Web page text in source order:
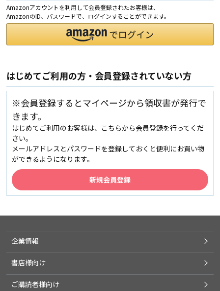
Amazonアカウントを利用して会員登録されたお客様は、
AmazonのID、パスワードで、ログインすることができます。
はじめてご利用の方・会員登録されていない方
※会員登録するとマイページから領収書が発行で
きます。
はじめてご利用のお客様は、こちらから会員登録を行ってくだ
さい。
メールアドレスとパスワードを登録しておくと便利にお買い物
ができるようになります。
企業情報
書店様向け
ご購読者様向け